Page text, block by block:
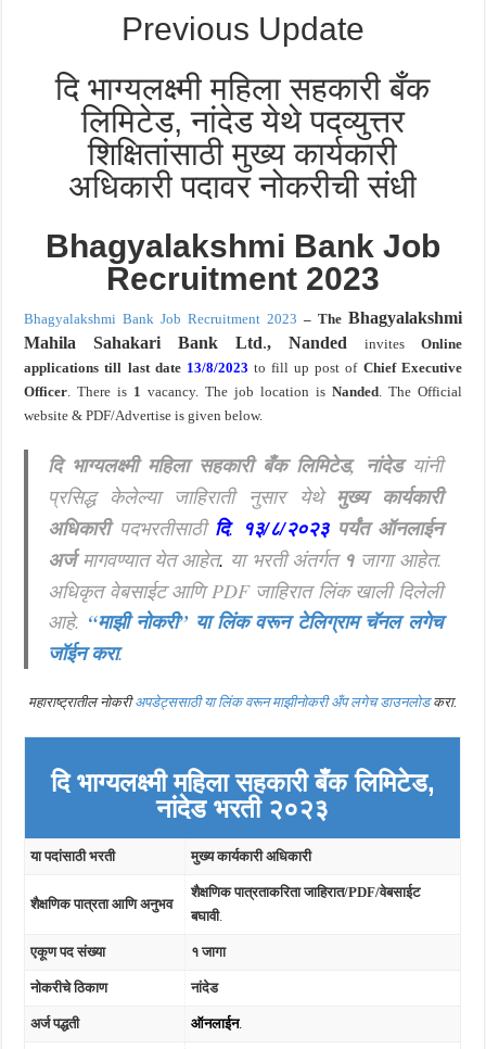
Previous Update
दि भाग्यलक्ष्मी महिला सहकारी बँक
लिमिटेड, नांदेड येथे पदव्युत्तर
शिक्षितांसाठी मुख्य कार्यकारी
अधिकारी पदावर नोकरीची संधी
Bhagyalakshmi Bank Job
Recruitment 2023
Bhagyalakshmi Bank Job Recruitment 2023 – The Bhagyalakshmi
Mahila Sahakari Bank Ltd., Nanded invites Online
applications till last date13/8/2023 to fill up post of Chief Executive
Officer . There is 1 vacancy. The job location is Nanded. The Official
website & PDF/Advertise is given below.
दि भाग्यलक्ष्मी महिला सहकारी बँक लिमिटेड, नांदेड यांनी
प्रसिद्ध केलेल्या जाहिराती नुसार येथे मुख्य कार्यकारी
अधिकारीपदभरतीसाठीदि. १३/८/२०२३ पर्यंत ऑनलाईन
अर्जमागवण्यात येत आहेत. या भरती अंतर्गत १ जागा आहेत.
अधिकृत वेबसाईट आणि PDF जाहिरात लिंक खाली दिलेली
आहे. “माझी नोकरी” या लिंक वरून टेलिग्राम चॅनल लगेच
जॉईन करा.
महाराष्ट्रातील नोकरीअपडेट्ससाठी या लिंक वरून माझीनोकरी अँप लगेच डाउनलोडकरा.
दि भाग्यलक्ष्मी महिला सहकारी बँक लिमिटेड,
नांदेडभरती २०२३
या पदांसाठी भरती मुख्य कार्यकारी अधिकारी
शैक्षणिक पात्रता आणि अनुभव
शैक्षणिक पात्रताकरिता जाहिरात/PDF/वेबसाईट
बघावी.
एकूण पद संख्या १ जागा
नोकरीचे ठिकाण नांदेड
अर्ज पद्धती ऑनलाईन.